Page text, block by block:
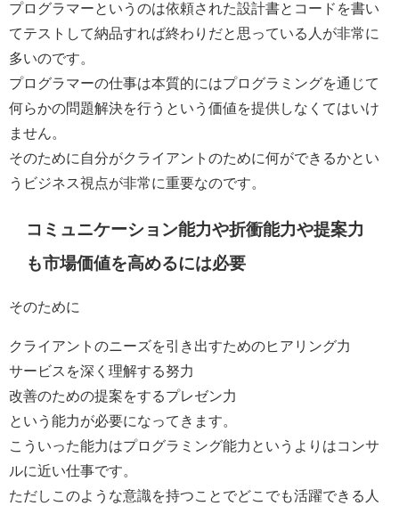
プログラマーというのは依頼された設計書とコードを書い
てテストして納品すれば終わりだと思っている人が非常に
多いのです。
プログラマーの仕事は本質的にはプログラミングを通じて
何らかの問題解決を行うという価値を提供しなくてはいけ
ません。
そのために自分がクライアントのために何ができるかとい
うビジネス視点が非常に重要なのです。
コミュニケーション能力や折衝能力や提案力
も市場価値を高めるには必要
そのために
クライアントのニーズを引き出すためのヒアリング力
サービスを深く理解する努力
改善のための提案をするプレゼン力
という能力が必要になってきます。
こういった能力はプログラミング能力というよりはコンサ
ルに近い仕事です。
ただし このような意識を持つことでどこでも活躍できる人